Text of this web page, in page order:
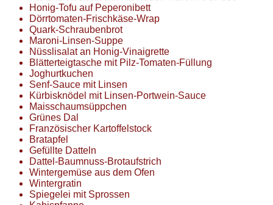
Honig-Tofu auf Peperonibett
Dörrtomaten-Frischkäse-Wrap
Quark-Schraubenbrot
Maroni-Linsen-Suppe
Nüsslisalat an Honig-Vinaigrette
Blätterteigtasche mit Pilz-Tomaten-Füllung
Joghurtkuchen
Senf-Sauce mit Linsen
Kürbisknödel mit Linsen-Portwein-Sauce
Maisschaumsüppchen
Grünes Dal
Französischer Kartoffelstock
Bratapfel
Gefüllte Datteln
Dattel-Baumnuss-Brotaufstrich
Wintergemüse aus dem Ofen
Wintergratin
Spiegelei mit Sprossen